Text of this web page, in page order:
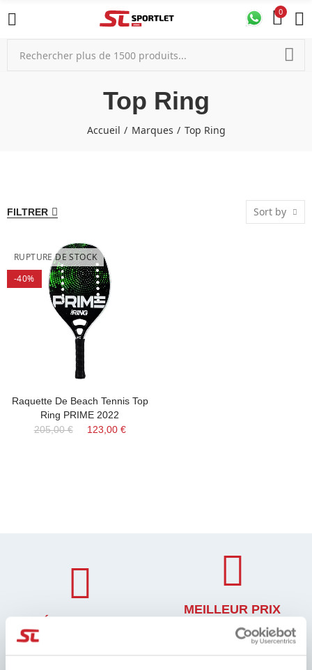
0
Top Ring
Accueil Marques Top Ring
FILTRER Sort by
RUPTURE DE STOCK
-40%
Raquette De Beach Tennis Top
Ring PRIME 2022
205,00 €
123,00 €
Dans le monde entier, avec suivi
MEILLEUR PRIX
Toujours les meilleurs prix du
marché et de nombreuses